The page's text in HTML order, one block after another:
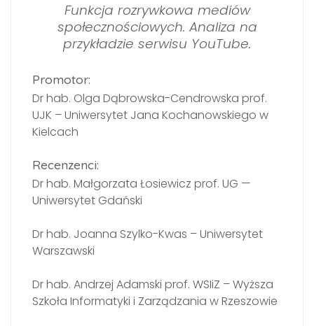
Funkcja rozrywkowa mediów
społecznościowych. Analiza na
przykładzie serwisu YouTube.
Promotor:
Dr hab. Olga Dąbrowska-Cendrowska prof.
UJK – Uniwersytet Jana Kochanowskiego w
Kielcach
Recenzenci:
Dr hab. Małgorzata Łosiewicz prof. UG —
Uniwersytet Gdański
Dr hab. Joanna Szylko-Kwas – Uniwersytet
Warszawski
Dr hab. Andrzej Adamski prof. WSIiZ – Wyższa
Szkoła Informatyki i Zarządzania w Rzeszowie